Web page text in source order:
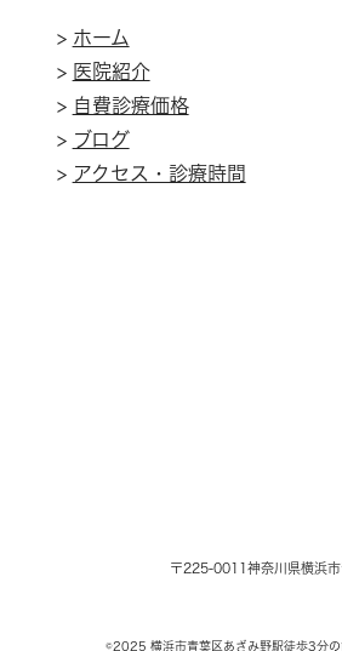
> ホーム
> 医院紹介
> 自費診療価格
> ブログ
> アクセス・診療時間
〒225-0011 神奈川県横浜
©2025 横浜市青葉区あざみ野駅徒歩3分の